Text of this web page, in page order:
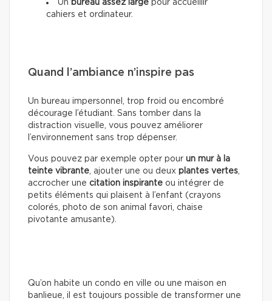
Un bureau assez large pour accueillir
cahiers et ordinateur.
Quand l’ambiance n’inspire pas
Un bureau impersonnel, trop froid ou encombré
décourage l’étudiant. Sans tomber dans la
distraction visuelle, vous pouvez améliorer
l’environnement sans trop dépenser.
Vous pouvez par exemple opter pour un mur à la
teinte vibrante, ajouter une ou deux plantes vertes,
accrocher une citation inspirante ou intégrer de
petits éléments qui plaisent à l’enfant (crayons
colorés, photo de son animal favori, chaise
pivotante amusante).
Qu’on habite un condo en ville ou une maison en
banlieue, il est toujours possible de transformer une